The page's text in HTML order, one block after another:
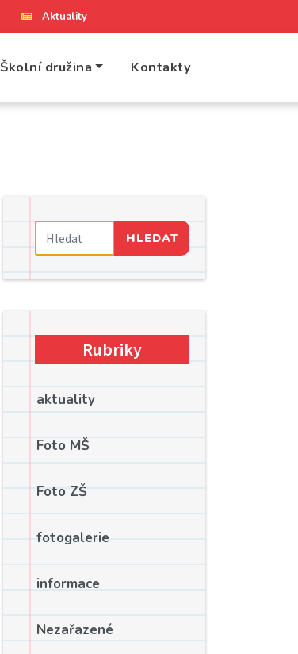
Aktuality
Školní družina Kontakty
HLEDAT
Rubriky
aktuality
Foto MŠ
Foto ZŠ
fotogalerie
informace
Nezařazené